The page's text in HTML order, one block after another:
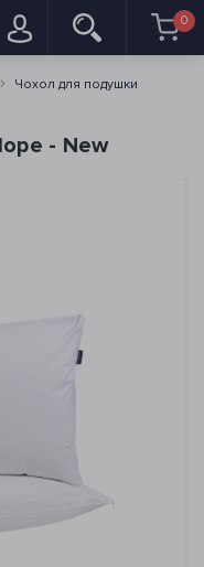
0
Чохол для подушки
- New